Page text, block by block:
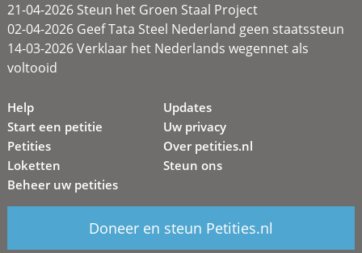
21-04-2026 Steun het Groen Staal Project
02-04-2026 Geef Tata Steel Nederland geen staatssteun
14-03-2026 Verklaar het Nederlands wegennet als
voltooid
Help
Start een petitie
Petities
Loketten
Beheer uw petities
Updates
Uw privacy
Over petities.nl
Steun ons
Doneer en steun Petities.nl